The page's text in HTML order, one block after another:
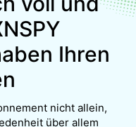
Ihren
nicht allein,
über allem